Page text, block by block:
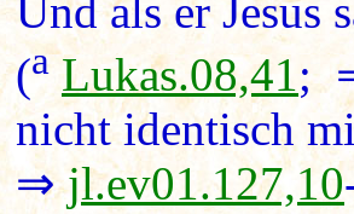
Und als er Jesus
(a Lukas.08,41;
nicht identisch
⇒jl.ev01.127,10